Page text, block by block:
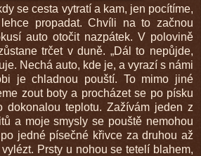
se cesta vytratí a kam, jen pocítíme,
propadat. Chvíli na to začnou
auto otočit nazpátek. V polovině
trčet v duně. „Dál to nepůjde,
Nechá auto, kde je, a vyrazí s námi
je chladnou pouští. To mimo jiné
zout boty a procházet se po písku
dokonalou teplotu. Zažívám jeden z
a moje smysly se pouště nemohou
jedné písečné křivce za druhou až
Prsty u nohou se tetelí blahem,